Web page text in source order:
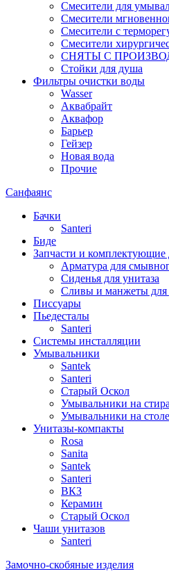
Смесители для
Смесители
Смесители с
Смесители
СНЯТЫ С
Стойки для душа
Фильтры очистки воды
Wasser
Аквабрайт
Аквафор
Барьер
Гейзер
Новая вода
Прочие
Санфаянс
Бачки
Santeri
Биде
Запчасти и комплектующие
Арматура для
Сиденья для унитаза
Сливы и манжеты для
Писсуары
Пьедесталы
Santeri
Системы инсталляции
Умывальники
Santek
Santeri
Старый Оскол
Умывальники на
Умывальники на
Унитазы-компакты
Rosa
Sanita
Santek
Santeri
ВКЗ
Керамин
Старый Оскол
Чаши унитазов
Santeri
Замочно-скобяные изделия